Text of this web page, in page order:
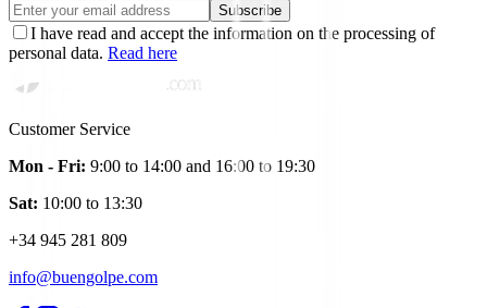
Subscribe
I have read and accept the information on the processing of
personal data. Read here
Customer Service
Mon - Fri: 9:00 to 14:00 and 16:00 to 19:30
Sat: 10:00 to 13:30
+34 945 281 809
info@buengolpe.com